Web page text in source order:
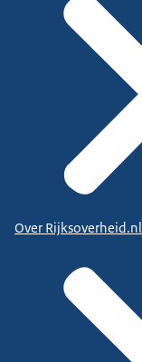
Over Rijksoverheid.nl